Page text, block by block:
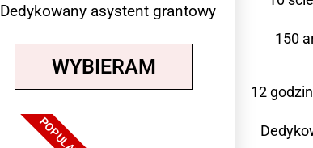
Dedykowany asystent grantowy
WYBIERAM
150
12